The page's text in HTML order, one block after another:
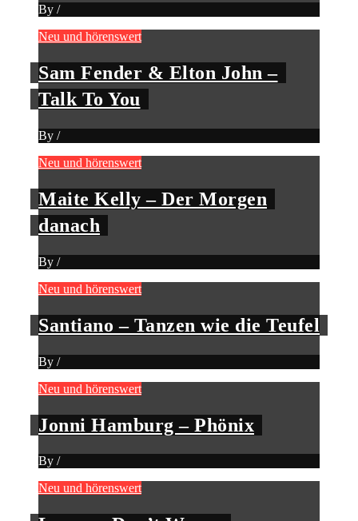
By /
Neu und hörenswert
Sam Fender & Elton John –
Talk To You
By /
Neu und hörenswert
Maite Kelly – Der Morgen
danach
By /
Neu und hörenswert
Santiano – Tanzen wie die Teufel
By /
Neu und hörenswert
Jonni Hamburg – Phönix
By /
Neu und hörenswert